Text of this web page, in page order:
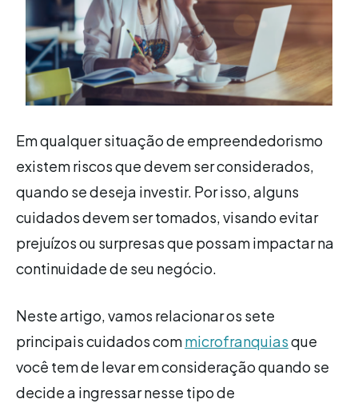
Em qualquer situação de empreendedorismo
existem riscos que devem ser considerados,
quando se deseja investir. Por isso, alguns
cuidados devem ser tomados, visando evitar
prejuízos ou surpresas que possam impactar na
continuidade de seu negócio.
Neste artigo, vamos relacionar os sete
principais cuidados commicrofranquiasque
você tem de levar em consideração quando se
decide a ingressar nesse tipo de